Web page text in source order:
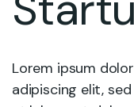
Lorem ipsum
adipiscing elit,